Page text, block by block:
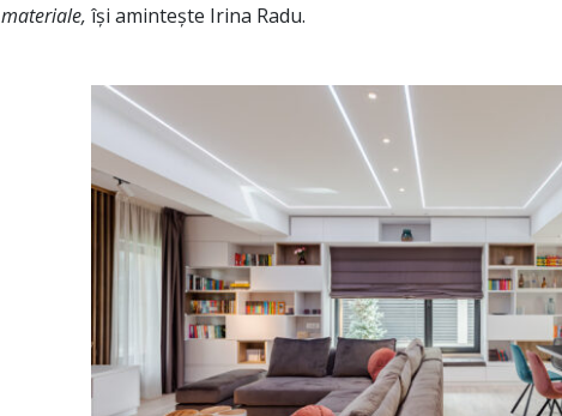
materiale, își amintește Irina Radu.